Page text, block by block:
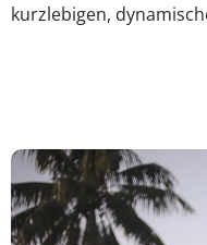
kurzlebigen,